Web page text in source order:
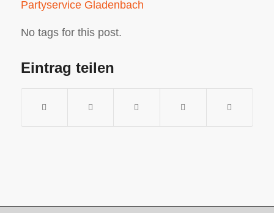
Partyservice Gladenbach
No tags for this post.
Eintrag teilen